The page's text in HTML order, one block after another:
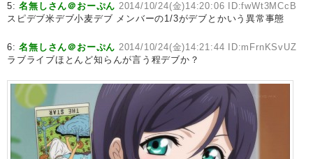
5:名無しさん＠おーぷん 2014/10/24(金)14:20:06 ID:fwWt3MCcB
スピデブ米デブ小麦デブ メンバーの1/3がデブとかいう異常事態
6:名無しさん＠おーぷん 2014/10/24(金)14:21:44 ID:mFrnKSvUZ
ラブライブほとんど知らんが言う程デブか？